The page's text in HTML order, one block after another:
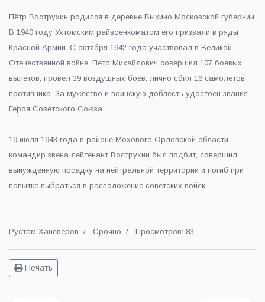
Пётр Вострухин родился в деревне Выхино Московской губернии.
В 1940 году Ухтомским райвоенкоматом его призвали в ряды
Красной Армии. С октября 1942 года участвовал в Великой
Отечественной войне. Пётр Михайлович совершил 107 боевых
вылетов, провёл 39 воздушных боёв, лично сбил 16 самолётов
противника. За мужество и воинскую доблесть удостоен звания
Героя Советского Союза.
19 июля 1943 года в районе Мохового Орловской области
командир звена лейтенант Вострухин был подбит, совершил
вынужденную посадку на нейтральной территории и погиб при
попытке выбраться в расположение советских войск.
Рустам Хансверов Срочно Просмотров: 83
Печать